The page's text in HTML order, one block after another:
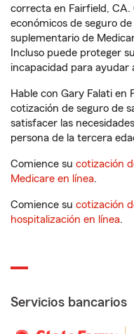
correcta en Fairfield,
económicos de seguro
suplementario de
Incluso puede proteger
incapacidad para ayudar
Hable con Gary Falati
cotización de seguro de
satisfacer las
persona de la tercera
Comience su cotización
Medicare en línea.
Comience su cotización
hospitalización en línea.
Servicios bancarios